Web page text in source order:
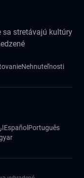
sa stretávajú kultúry
Nehnuteľnosti
Español Português